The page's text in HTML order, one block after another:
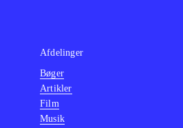
kriminelle med
er ekstremt
er GTA-serien og
dead redemption.
Afdelinger
Bøger
Artikler
Film
Musik